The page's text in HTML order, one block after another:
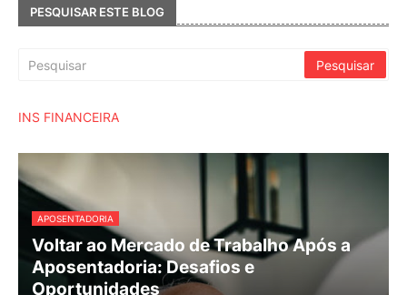
PESQUISAR ESTE BLOG
INS FINANCEIRA
APOSENTADORIA
Voltar ao Mercado de Trabalho Após a
Aposentadoria: Desafios e
Oportunidades